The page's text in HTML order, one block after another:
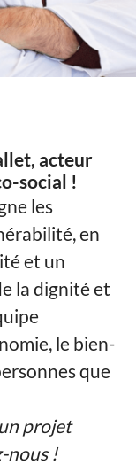
acteur
social !
les
en
et un
la dignité et
le bien-
que
projet
nous !